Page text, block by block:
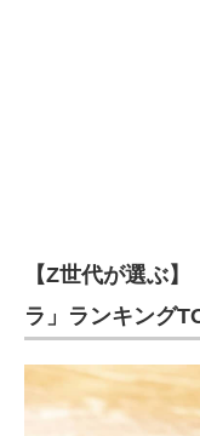
【Z世代が選ぶ
ラ」ランキング